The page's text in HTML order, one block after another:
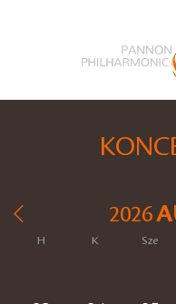
2026
H K Sze